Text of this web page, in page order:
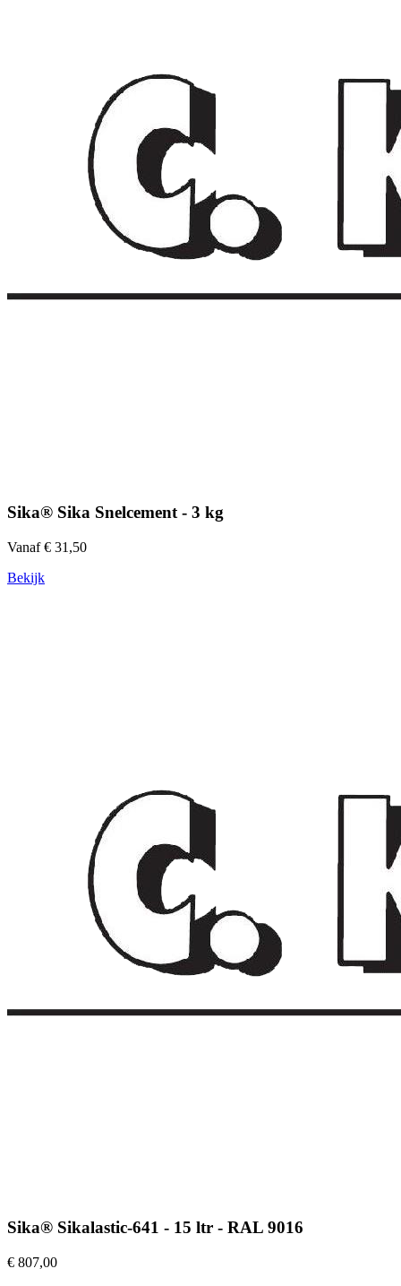
Sika® Sika Snelcement - 3 kg
Vanaf € 31,50
Bekijk
Sika® Sikalastic-641 - 15 ltr - RAL 9016
€ 807,00